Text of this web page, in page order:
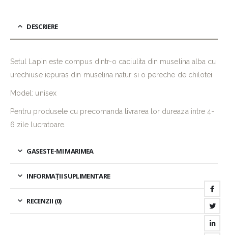
DESCRIERE
Setul Lapin este compus dintr-o caciulita din muselina alba cu
urechiuse iepuras din muselina natur si o pereche de chilotei.
Model: unisex
Pentru produsele cu precomanda livrarea lor dureaza intre 4-
6 zile lucratoare.
GASESTE-MI MARIMEA
INFORMAȚII SUPLIMENTARE
RECENZII (0)